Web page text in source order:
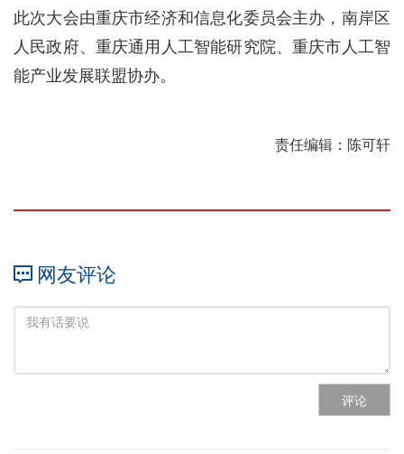
此次大会由重庆市经济和信息化委员会主办，南岸区
人民政府、重庆通用人工智能研究院、重庆市人工智
能产业发展联盟协办。
责任编辑：陈可轩
网友评论
评论